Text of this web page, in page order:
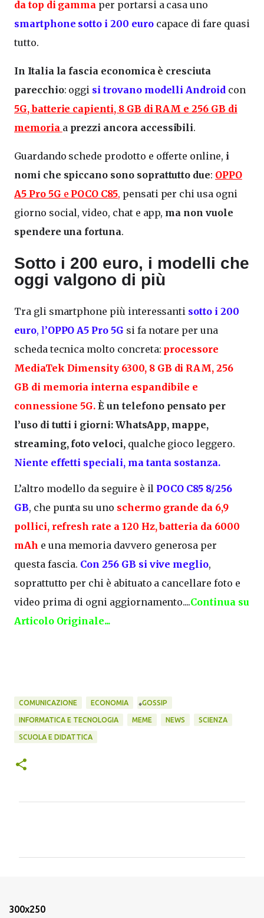
da top di gamma per portarsi a casa uno
smartphone sotto i 200 eurocapace di fare quasi
tutto.
In Italia la fascia economica è cresciuta
parecchio: oggi si trovano modelli Android con
5G, batterie capienti, 8 GB di RAM e 256 GB di
memoria a prezzi ancora accessibili.
Guardando schede prodotto e offerte online, i
nomi che spiccano sono soprattutto due: OPPO
A5 Pro 5G e POCO C85, pensati per chi usa ogni
giorno social, video, chat e app, ma non vuole
spendere una fortuna.
Sotto i 200 euro, i modelli che
oggi valgono di più
Tra gli smartphone più interessanti sotto i 200
euro, l’OPPO A5 Pro 5G si fa notare per una
scheda tecnica molto concreta: processore
MediaTek Dimensity 6300, 8 GB di RAM,256
GB di memoria interna espandibile e
connessione 5G. È un telefono pensato per
l’uso di tutti i giorni: WhatsApp, mappe,
streaming, foto veloci, qualche gioco leggero.
Niente effetti speciali, ma tanta sostanza.
L’altro modello da seguire è il POCO C85 8/256
GB, che punta su uno schermo grande da 6,9
pollici, refresh rate a 120 Hz, batteria da 6000
mAh e una memoria davvero generosa per
questa fascia. Con 256 GB si vive meglio,
soprattutto per chi è abituato a cancellare foto e
video prima di ogni aggiornamento....Continua su
Articolo Originale...
COMUNICAZIONE ECONOMIA GOSSIP
INFORMATICA E TECNOLOGIA MEME NEWS SCIENZA
SCUOLA E DIDATTICA
n
300x250